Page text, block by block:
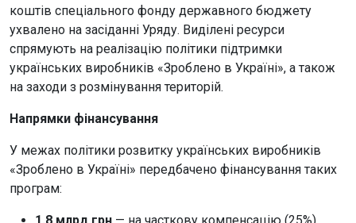
коштів спеціального фонду державного бюджету
ухвалено на засіданні Уряду. Виділені ресурси
спрямують на реалізацію політики підтримки
українських виробників «Зроблено в Україні», а також
на заходи з розмінування територій.
Напрямки фінансування
У межах політики розвитку українських виробників
«Зроблено в Україні» передбачено фінансування таких
програм: